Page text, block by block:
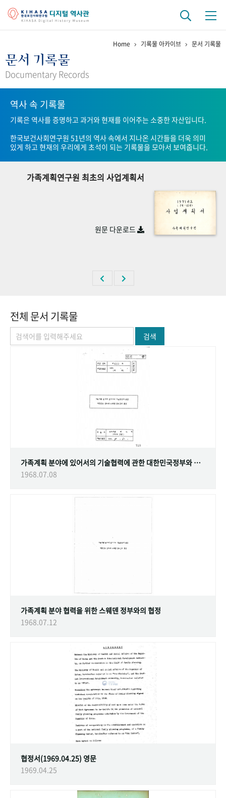
걸어온 길 기관 변천사
연구 역사
정책과 연구 키워드로 보는 연구 역사
연구자들
기록물 아카이브
사진 아카이브 문서 기록물 행정박물
숫자로 보는 50년 50+1주년 광장
Home 기록물 아카이브 문서 기록물
문서 기록물
Documentary Records
역사 속 기록물
기록은 역사를 증명하고 과거와 현재를 이어주는 소중한 자산입니다.
한국보건사회연구원 51년의 역사 속에서 지나온 시간들을 더욱 의미
있게 하고 현재의 우리에게 초석이 되는 기록물을 모아서 보여줍니다.
가족계획연구원 최초의 사업계획서
원문 다운로드
전체 문서 기록물
검색
가족계획 분야에 있어서의 기술협력에 관한 대한민국정부와 스웨덴 정부간의 협정
1968.07.08
가족계획 분야 협력을 위한 스웨덴 정부와의 협정
1968.07.12
협정서(1969.04.25) 영문
1969.04.25